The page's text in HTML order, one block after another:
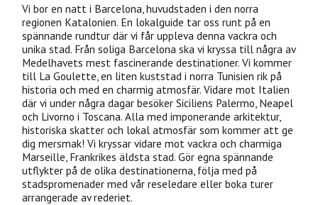
Vi bor en natt i Barcelona, huvudstaden i den norra
regionen Katalonien. En lokalguide tar oss runt på en
spännande rundtur där vi får uppleva denna vackra och
unika stad. Från soliga Barcelona ska vi kryssa till några av
Medelhavets mest fascinerande destinationer. Vi kommer
till La Goulette, en liten kuststad i norra Tunisien rik på
historia och med en charmig atmosfär. Vidare mot Italien
där vi under några dagar besöker Siciliens Palermo, Neapel
och Livorno i Toscana. Alla med imponerande arkitektur,
historiska skatter och lokal atmosfär som kommer att ge
dig mersmak! Vi kryssar vidare mot vackra och charmiga
Marseille, Frankrikes äldsta stad. Gör egna spännande
utflykter på de olika destinationerna, följa med på
stadspromenader med vår reseledare eller boka turer
arrangerade av rederiet.